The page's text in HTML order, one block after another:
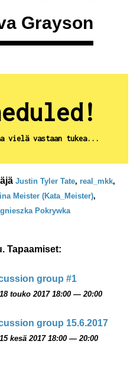
Grayson
vielä vastaan tukea...
Justin Tyler Tate,real_mkk,
Meister (Kata_Meister),
Pokrywka
Tapaamiset:
group #1
18 touko 2017 18:00 — 20:00
group 15.6.2017
15 kesä 2017 18:00 — 20:00